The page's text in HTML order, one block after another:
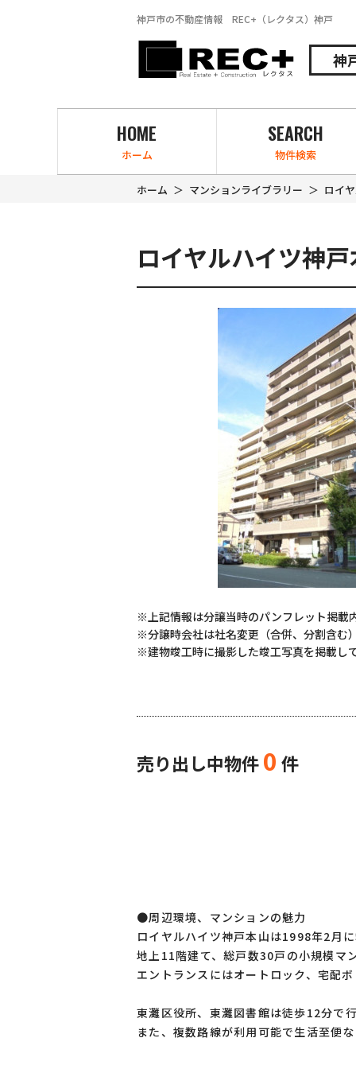
神戸市の不動産情報 REC+（レクタス）神戸
神
HOME
ホーム
SEARCH
物件検索
ホーム マンションライブラリー ロイ
ロイヤルハイツ神
※上記情報は分譲当時のパンフレット掲載
※分譲時会社は社名変更（合併、分割含む
※建物竣工時に撮影した竣工写真を掲載し
売り出し中物件0 件
●周辺環境、マンションの魅力
ロイヤルハイツ神戸本山は1998年2月
地上11階建て、総戸数30戸の小規模マ
エントランスにはオートロック、宅配
東灘区役所、東灘図書館は徒歩12分で
また、複数路線が利用可能で生活至便